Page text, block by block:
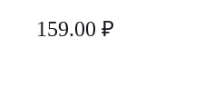
159.00 ₽